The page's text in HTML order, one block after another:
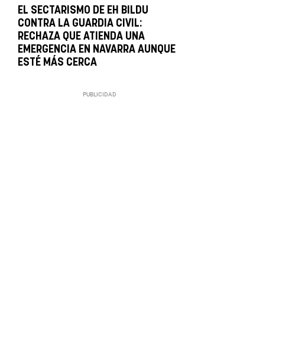
EL SECTARISMO DE EH BILDU
CONTRA LA GUARDIA CIVIL:
RECHAZA QUE ATIENDA UNA
EMERGENCIA EN NAVARRA AUNQUE
ESTÉ MÁS CERCA